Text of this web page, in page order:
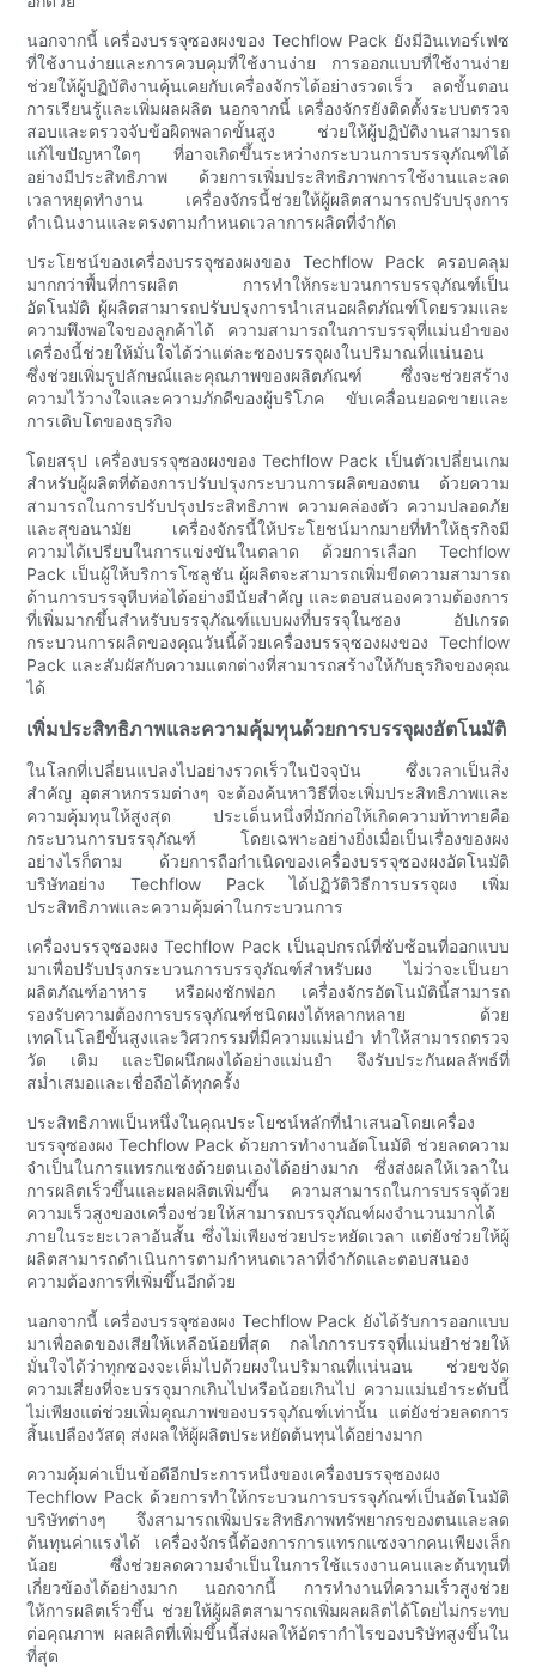
นอกจากนี้ เครื่องบรรจุซองผงของ Techflow Pack ยังมีอินเทอร์เฟซ
ที่ใช้งานง่ายและการควบคุมที่ใช้งานง่าย การออกแบบที่ใช้งานง่าย
ช่วยให้ผู้ปฏิบัติงานคุ้นเคยกับเครื่องจักรได้อย่างรวดเร็ว ลดขั้นตอน
การเรียนรู้และเพิ่มผลผลิต นอกจากนี้ เครื่องจักรยังติดตั้งระบบตรวจ
สอบและตรวจจับข้อผิดพลาดขั้นสูง ช่วยให้ผู้ปฏิบัติงานสามารถ
แก้ไขปัญหาใดๆ ที่อาจเกิดขึ้นระหว่างกระบวนการบรรจุภัณฑ์ได้
อย่างมีประสิทธิภาพ ด้วยการเพิ่มประสิทธิภาพการใช้งานและลด
เวลาหยุดทำงาน เครื่องจักรนี้ช่วยให้ผู้ผลิตสามารถปรับปรุงการ
ดำเนินงานและตรงตามกำหนดเวลาการผลิตที่จำกัด
ประโยชน์ของเครื่องบรรจุซองผงของ Techflow Pack ครอบคลุม
มากกว่าพื้นที่การผลิต การทำให้กระบวนการบรรจุภัณฑ์เป็น
อัตโนมัติ ผู้ผลิตสามารถปรับปรุงการนำเสนอผลิตภัณฑ์โดยรวมและ
ความพึงพอใจของลูกค้าได้ ความสามารถในการบรรจุที่แม่นยำของ
เครื่องนี้ช่วยให้มั่นใจได้ว่าแต่ละซองบรรจุผงในปริมาณที่แน่นอน
ซึ่งช่วยเพิ่มรูปลักษณ์และคุณภาพของผลิตภัณฑ์ ซึ่งจะช่วยสร้าง
ความไว้วางใจและความภักดีของผู้บริโภค ขับเคลื่อนยอดขายและ
การเติบโตของธุรกิจ
โดยสรุป เครื่องบรรจุซองผงของ Techflow Pack เป็นตัวเปลี่ยนเกม
สำหรับผู้ผลิตที่ต้องการปรับปรุงกระบวนการผลิตของตน ด้วยความ
สามารถในการปรับปรุงประสิทธิภาพ ความคล่องตัว ความปลอดภัย
และสุขอนามัย เครื่องจักรนี้ให้ประโยชน์มากมายที่ทำให้ธุรกิจมี
ความได้เปรียบในการแข่งขันในตลาด ด้วยการเลือก Techflow
Pack เป็นผู้ให้บริการโซลูชัน ผู้ผลิตจะสามารถเพิ่มขีดความสามารถ
ด้านการบรรจุหีบห่อได้อย่างมีนัยสำคัญ และตอบสนองความต้องการ
ที่เพิ่มมากขึ้นสำหรับบรรจุภัณฑ์แบบผงที่บรรจุในซอง อัปเกรด
กระบวนการผลิตของคุณวันนี้ด้วยเครื่องบรรจุซองผงของ Techflow
Pack และสัมผัสกับความแตกต่างที่สามารถสร้างให้กับธุรกิจของคุณ
ได้
เพิ่มประสิทธิภาพและความคุ้มทุนด้วยการบรรจุผงอัตโนมัติ
ในโลกที่เปลี่ยนแปลงไปอย่างรวดเร็วในปัจจุบัน ซึ่งเวลาเป็นสิ่ง
สำคัญ อุตสาหกรรมต่างๆ จะต้องค้นหาวิธีที่จะเพิ่มประสิทธิภาพและ
ความคุ้มทุนให้สูงสุด ประเด็นหนึ่งที่มักก่อให้เกิดความท้าทายคือ
กระบวนการบรรจุภัณฑ์ โดยเฉพาะอย่างยิ่งเมื่อเป็นเรื่องของผง
อย่างไรก็ตาม ด้วยการถือกำเนิดของเครื่องบรรจุซองผงอัตโนมัติ
บริษัทอย่าง Techflow Pack ได้ปฏิวัติวิธีการบรรจุผง เพิ่ม
ประสิทธิภาพและความคุ้มค่าในกระบวนการ
เครื่องบรรจุซองผง Techflow Pack เป็นอุปกรณ์ที่ซับซ้อนที่ออกแบบ
มาเพื่อปรับปรุงกระบวนการบรรจุภัณฑ์สำหรับผง ไม่ว่าจะเป็นยา
ผลิตภัณฑ์อาหาร หรือผงซักฟอก เครื่องจักรอัตโนมัตินี้สามารถ
รองรับความต้องการบรรจุภัณฑ์ชนิดผงได้หลากหลาย ด้วย
เทคโนโลยีขั้นสูงและวิศวกรรมที่มีความแม่นยำ ทำให้สามารถตรวจ
วัด เติม และปิดผนึกผงได้อย่างแม่นยำ จึงรับประกันผลลัพธ์ที่
สม่ำเสมอและเชื่อถือได้ทุกครั้ง
ประสิทธิภาพเป็นหนึ่งในคุณประโยชน์หลักที่นำเสนอโดยเครื่อง
บรรจุซองผง Techflow Pack ด้วยการทำงานอัตโนมัติ ช่วยลดความ
จำเป็นในการแทรกแซงด้วยตนเองได้อย่างมาก ซึ่งส่งผลให้เวลาใน
การผลิตเร็วขึ้นและผลผลิตเพิ่มขึ้น ความสามารถในการบรรจุด้วย
ความเร็วสูงของเครื่องช่วยให้สามารถบรรจุภัณฑ์ผงจำนวนมากได้
ภายในระยะเวลาอันสั้น ซึ่งไม่เพียงช่วยประหยัดเวลา แต่ยังช่วยให้ผู้
ผลิตสามารถดำเนินการตามกำหนดเวลาที่จำกัดและตอบสนอง
ความต้องการที่เพิ่มขึ้นอีกด้วย
นอกจากนี้ เครื่องบรรจุซองผง Techflow Pack ยังได้รับการออกแบบ
มาเพื่อลดของเสียให้เหลือน้อยที่สุด กลไกการบรรจุที่แม่นยำช่วยให้
มั่นใจได้ว่าทุกซองจะเต็มไปด้วยผงในปริมาณที่แน่นอน ช่วยขจัด
ความเสี่ยงที่จะบรรจุมากเกินไปหรือน้อยเกินไป ความแม่นยำระดับนี้
ไม่เพียงแต่ช่วยเพิ่มคุณภาพของบรรจุภัณฑ์เท่านั้น แต่ยังช่วยลดการ
สิ้นเปลืองวัสดุ ส่งผลให้ผู้ผลิตประหยัดต้นทุนได้อย่างมาก
ความคุ้มค่าเป็นข้อดีอีกประการหนึ่งของเครื่องบรรจุซองผง
Techflow Pack ด้วยการทำให้กระบวนการบรรจุภัณฑ์เป็นอัตโนมัติ
บริษัทต่างๆ จึงสามารถเพิ่มประสิทธิภาพทรัพยากรของตนและลด
ต้นทุนค่าแรงได้ เครื่องจักรนี้ต้องการการแทรกแซงจากคนเพียงเล็ก
น้อย ซึ่งช่วยลดความจำเป็นในการใช้แรงงานคนและต้นทุนที่
เกี่ยวข้องได้อย่างมาก นอกจากนี้ การทำงานที่ความเร็วสูงช่วย
ให้การผลิตเร็วขึ้น ช่วยให้ผู้ผลิตสามารถเพิ่มผลผลิตได้โดยไม่กระทบ
ต่อคุณภาพ ผลผลิตที่เพิ่มขึ้นนี้ส่งผลให้อัตรากำไรของบริษัทสูงขึ้นใน
ที่สุด